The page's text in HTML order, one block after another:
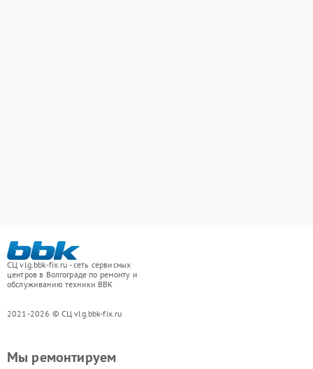
СЦ vlg.bbk-fix.ru - сеть сервисных
центров в Волгограде по ремонту и
обслуживанию техники BBK
2021-2026 © СЦ vlg.bbk-fix.ru
Мы ремонтируем